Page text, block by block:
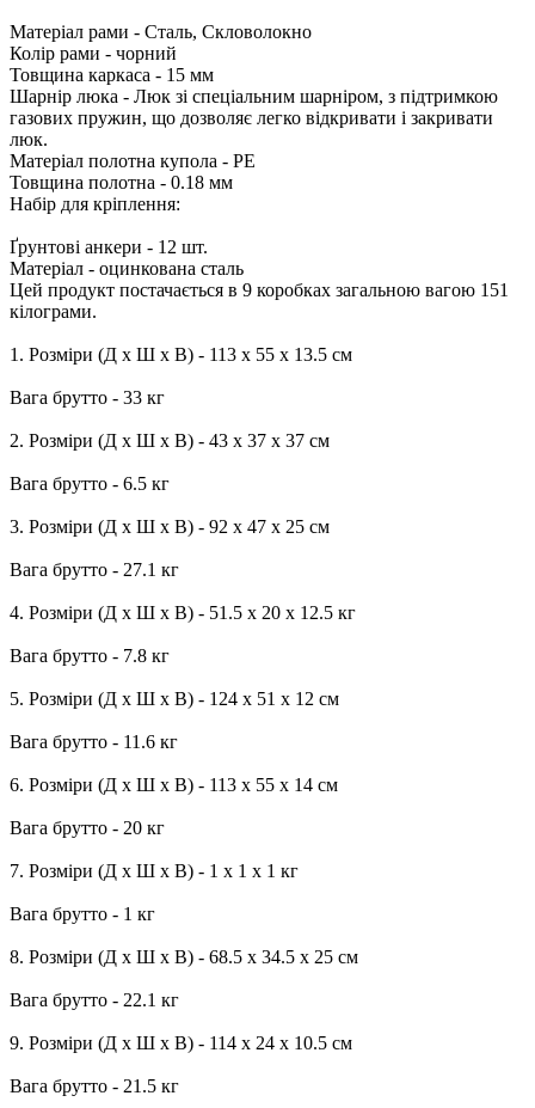
Матеріал рами - Сталь, Скловолокно
Колір рами - чорний
Товщина каркаса - 15 мм
Шарнір люка - Люк зі спеціальним шарніром, з підтримкою
газових пружин, що дозволяє легко відкривати і закривати
люк.
Матеріал полотна купола - PE
Товщина полотна - 0.18 мм
Набір для кріплення:
Ґрунтові анкери - 12 шт.
Матеріал - оцинкована сталь
Цей продукт постачається в 9 коробках загальною вагою 151
кілограми.
1. Розміри (Д х Ш х В) - 113 х 55 х 13.5 см
Вага брутто - 33 кг
2. Розміри (Д х Ш х В) - 43 х 37 х 37 см
Вага брутто - 6.5 кг
3. Розміри (Д х Ш х В) - 92 х 47 х 25 см
Вага брутто - 27.1 кг
4. Розміри (Д х Ш х В) - 51.5 х 20 х 12.5 кг
Вага брутто - 7.8 кг
5. Розміри (Д х Ш х В) - 124 х 51 х 12 см
Вага брутто - 11.6 кг
6. Розміри (Д х Ш х В) - 113 х 55 х 14 см
Вага брутто - 20 кг
7. Розміри (Д х Ш х В) - 1 х 1 х 1 кг
Вага брутто - 1 кг
8. Розміри (Д х Ш х В) - 68.5 х 34.5 х 25 см
Вага брутто - 22.1 кг
9. Розміри (Д х Ш х В) - 114 х 24 х 10.5 см
Вага брутто - 21.5 кг